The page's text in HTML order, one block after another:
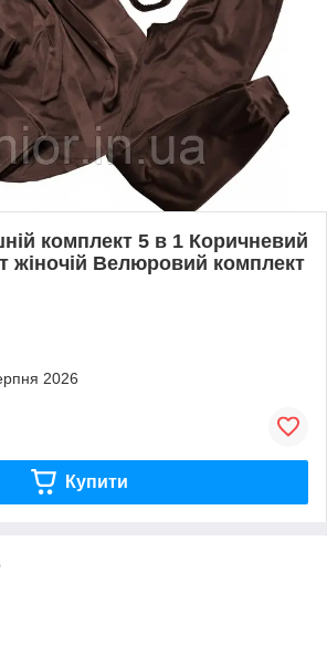
комплект 5 в 1 Коричневий
жіночій Велюровий комплект
2026
Купити